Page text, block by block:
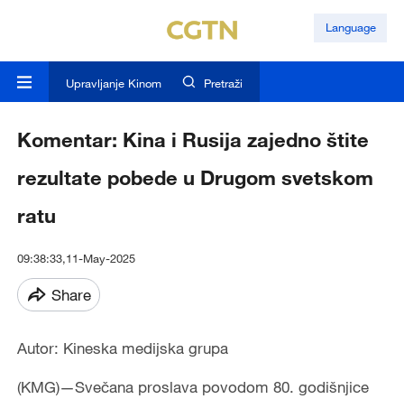
Language
Upravljanje Kinom Pretraži
Komentar: Kina i Rusija zajedno štite
rezultate pobede u Drugom svetskom
ratu
09:38:33,11-May-2025
Share
Autor: Kineska medijska grupa
(KMG)—Svečana proslava povodom 80. godišnjice